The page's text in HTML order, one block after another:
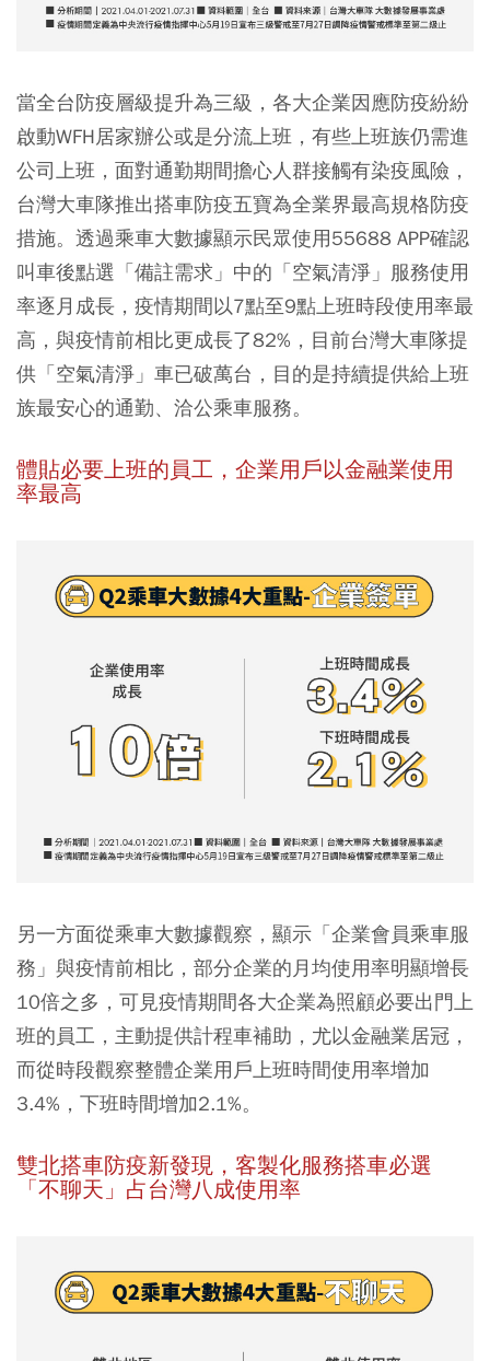
當全台防疫層級提升為三級，各大企業因應防疫紛紛
啟動WFH居家辦公或是分流上班，有些上班族仍需進
公司上班，面對通勤期間擔心人群接觸有染疫風險，
台灣大車隊推出搭車防疫五寶為全業界最高規格防疫
措施。透過乘車大數據顯示民眾使用55688 APP確認
叫車後點選「備註需求」中的「空氣清淨」服務使用
率逐月成長，疫情期間以7點至9點上班時段使用率最
高，與疫情前相比更成長了82%，目前台灣大車隊提
供「空氣清淨」車已破萬台，目的是持續提供給上班
族最安心的通勤、洽公乘車服務。
體貼必要上班的員工，企業用戶以金融業使用
率最高
另一方面從乘車大數據觀察，顯示「企業會員乘車服
務」與疫情前相比，部分企業的月均使用率明顯增長
10倍之多，可見疫情期間各大企業為照顧必要出門上
班的員工，主動提供計程車補助，尤以金融業居冠，
而從時段觀察整體企業用戶上班時間使用率增加
3.4%，下班時間增加2.1%。
雙北搭車防疫新發現，客製化服務搭車必選
「不聊天」占台灣八成使用率